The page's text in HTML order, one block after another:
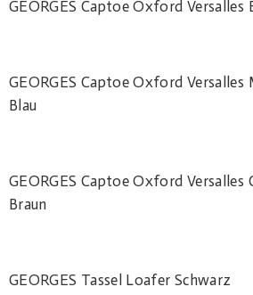
GEORGES Captoe Oxford Versalles
GEORGES Captoe Oxford
Blau
GEORGES Captoe Oxford Versalles
Braun
GEORGES Tassel Loafer Schwarz